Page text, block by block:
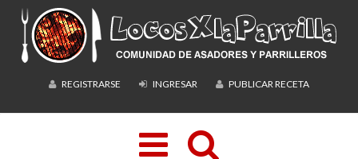
REGISTRARSE INGRESAR PUBLICAR RECETA
Toggle
navigation